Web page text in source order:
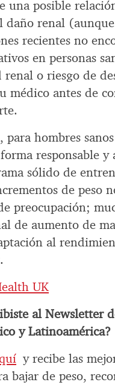
una posible
daño renal (aunque
recientes no
en personas
renal o riesgo de
médico antes de
para hombres
responsable y
sólido de
de peso
preocupación;
de aumento de
al
UK
al Newsletter
y Latinoamérica?
y recibe las
bajar de peso,